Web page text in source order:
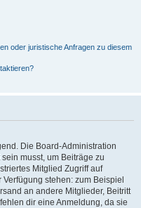
oder juristische Anfragen zu diesem
Die Board-Administration
musst, um Beiträge zu
Mitglied Zugriff auf
stehen: zum Beispiel
an andere Mitglieder, Beitritt
dir eine Anmeldung, da sie